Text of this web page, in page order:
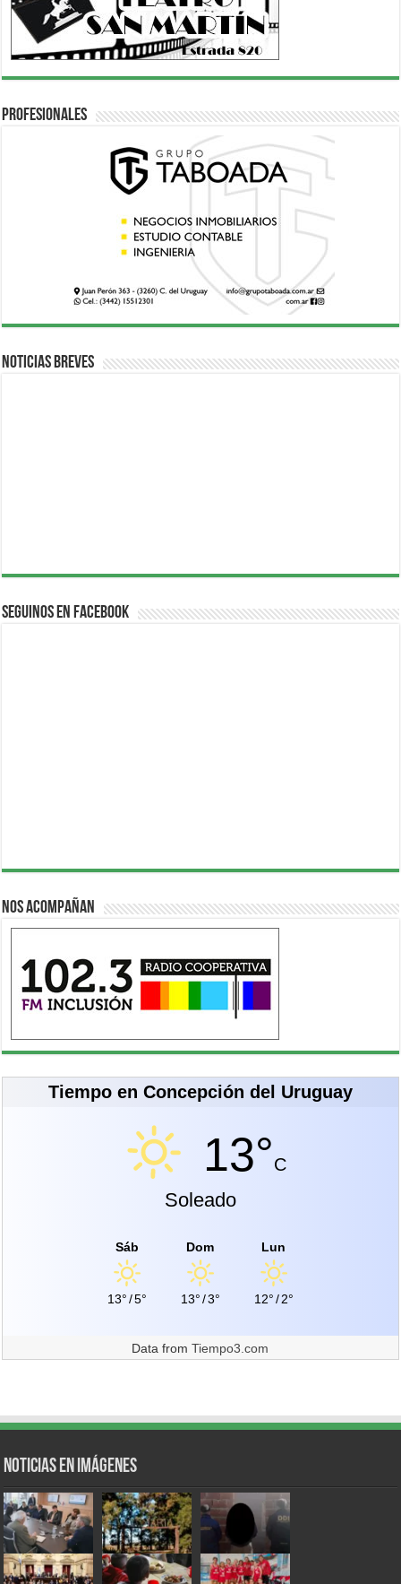
Profesionales
Noticias breves
Seguinos en Facebook
Nos acompañan
Tiempo en Concepción del Uruguay
13°C
Soleado
Sáb
13°/5°
Dom
13°/3°
Lun
12°/2°
Data fromTiempo3.com
Noticias en Imágenes